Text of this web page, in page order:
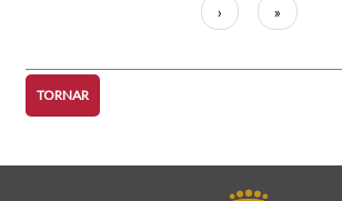
Pàgina
següent
›
Última
pàgina
»
TORNAR